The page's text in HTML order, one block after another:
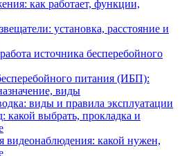
как работает, функции,
установка, расстояние и
источника бесперебойного
питания (ИБП):
виды
виды и правила эксплуатации
выбрать, прокладка и
видеонаблюдения: какой нужен,